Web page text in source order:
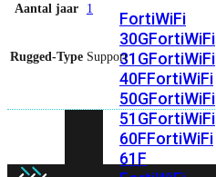
FortiWiFi
30GFortiWiFi
31GFortiWiFi
40FFortiWiFi
50GFortiWiFi
51GFortiWiFi
60FFortiWiFi
61F
Aantal jaar 1
Rugged-Type Support